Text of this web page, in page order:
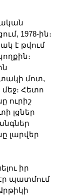
1978-ին։
է թվում
մոտ,
Հետո
ուրիշ
լցներ
լարվեր
իր
պատմում